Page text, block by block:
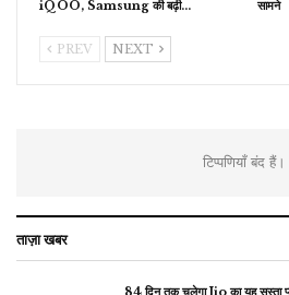
iQOO, Samsung की बढ़ी…
सामने
PREV NEXT
टिप्पणियाँ बंद हैं।
ताज़ा खबर